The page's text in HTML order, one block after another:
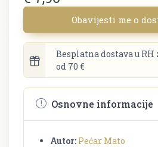
Obavijesti me o
Besplatna dostava u RH
od 70 €
Osnovne informacije
Autor: Pećar Mato